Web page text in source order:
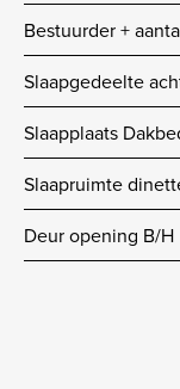
Bestuurder +
Slaapgedeelte
Slaapplaats
Slaapruimte
Deur opening B/H